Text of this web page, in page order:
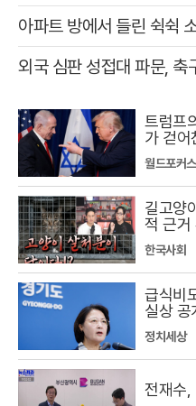
아파트 방에서 들린 쉭쉭
외국 심판 성접대 파문, 축
트럼프
가 걷어
월드포커스
길고양
적 근거
한국사회
급식비
실상 공
정치세상
전재수,